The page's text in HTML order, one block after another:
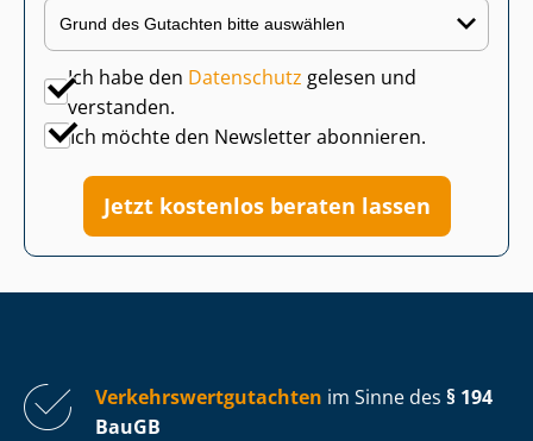
Ich habe den Datenschutz gelesen und
verstanden.
Ich möchte den Newsletter abonnieren.
Jetzt kostenlos beraten lassen
Ver­kehrs­wert­gut­ach­ten im Sinne des § 194
BauGB